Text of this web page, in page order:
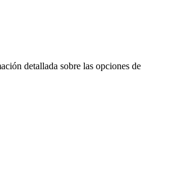
detallada sobre las opciones de